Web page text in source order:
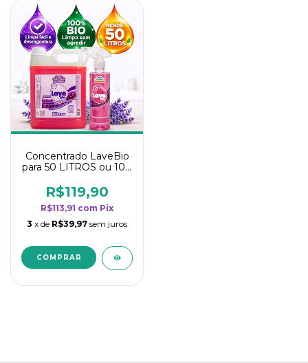
Concentrado LaveBio
para 50 LITROS ou 100
rendimento da
categoria - Lavanda
R$119,90
R$113,91 com Pix
3 x de R$39,97 sem juros